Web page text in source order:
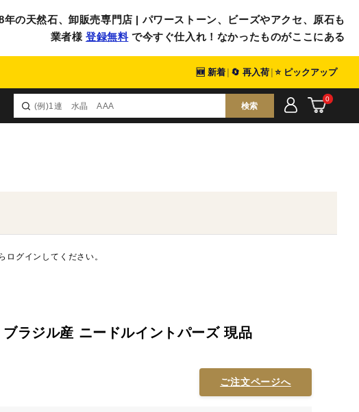
年の天然石、卸販売専門店 | パワーストーン、ビーズやアクセ、原石も
業者様 登録無料で今すぐ仕入れ！なかったものがここにある
🆕 新着 🔄 再入荷 ⭐ ピックアップ
検索
0
ログインしてください。
ブラジル産 ニードルイントパーズ 現品
ご注文ページへ